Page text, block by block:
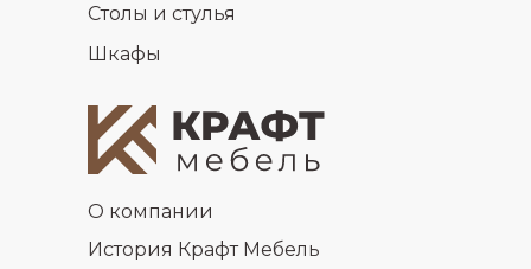
Столы и стулья
Шкафы
О компании
История Крафт Мебель